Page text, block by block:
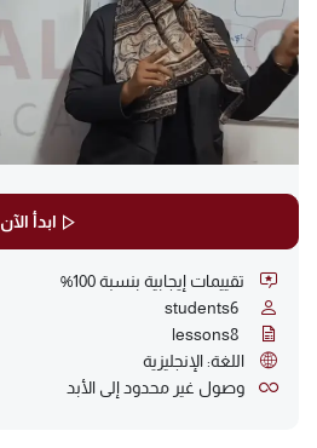
ابدأ الآن
تقييمات إيجابية بنسبة 100%
6
students
8
lessons
اللغة: الإنجليزية
وصول غير محدود إلى الأبد